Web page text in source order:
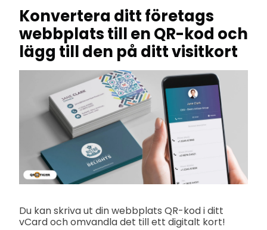
Konvertera ditt företags
webbplats till en QR-kod och
lägg till den på ditt visitkort
Du kan skriva ut din webbplats QR-kod i ditt
vCard och omvandla det till ett digitalt kort!